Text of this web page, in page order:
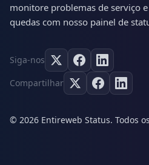
monitore problemas de serviço
quedas com nosso painel de
Siga-nos
Compartilhar
© 2026 Entireweb Status. Todos